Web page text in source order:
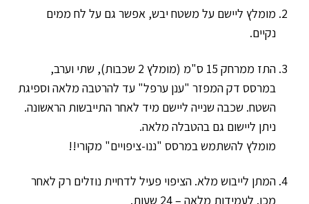
מומלץ ליישם על משטח יבש, אפשר גם על לח ממים
נקיים.
התז ממרחק 15 ס"מ (מומלץ 2 שכבות), שתי וערב,
במרסס דק המפזר "ענן ערפל" עד להרטבה מלאה וספיגת
השטח. שכבה שנייה ליישם מיד לאחר התייבשות הראשונה.
ניתן ליישום גם בהטבלה מלאה.
מומלץ להשתמש במרסס "ננו-ציפויים" מקורי!!
המתן לייבוש מלא. הציפוי פעיל לדחיית נוזלים רק לאחר
מכן. לעמידות מלאה – 24 שעות.